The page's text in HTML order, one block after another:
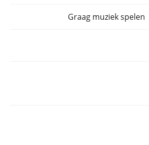
Graag muziek spelen